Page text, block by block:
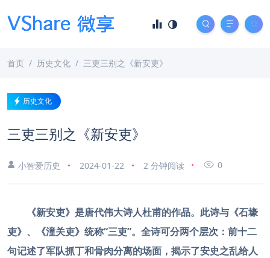
首页 历史文化 三吏三别之《新安吏》
历史文化
三吏三别之《新安吏》
小智爱历史 2024-01-22 2 分钟阅读 0
《新安吏》是唐代伟大诗人杜甫的作品。此诗与《石壕
吏》、《潼关吏》统称“三吏”。全诗可分两个层次：前十二
句记述了军队抓丁和骨肉分离的场面，揭示了安史之乱给人